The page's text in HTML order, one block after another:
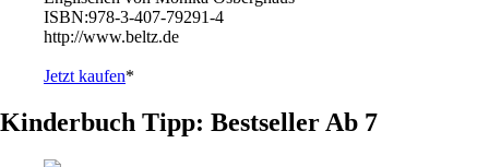
ISBN:978-3-407-79291-4
http://www.beltz.de
Jetzt kaufen*
Kinderbuch Tipp: Bestseller Ab 7